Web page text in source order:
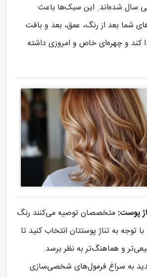
سال شده‌اند. این سبک‌ها باعث
شما بعد از رنگ، عمق، بعد و بافت
کند و چهره‌ای خاص و امروزی داشته
پوست: متخصصان توصیه می‌کنند رنگ
توجه به تناژ پوستتان انتخاب کنید تا
و هماهنگ‌تر به نظر برسد.
به سراغ فرمول‌های شخصی‌سازی